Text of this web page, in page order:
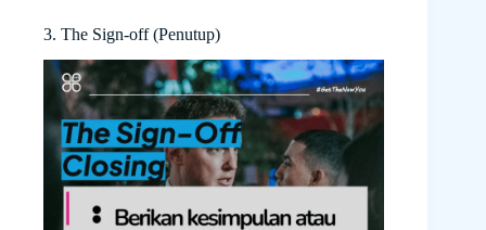
3. The Sign-off (Penutup)